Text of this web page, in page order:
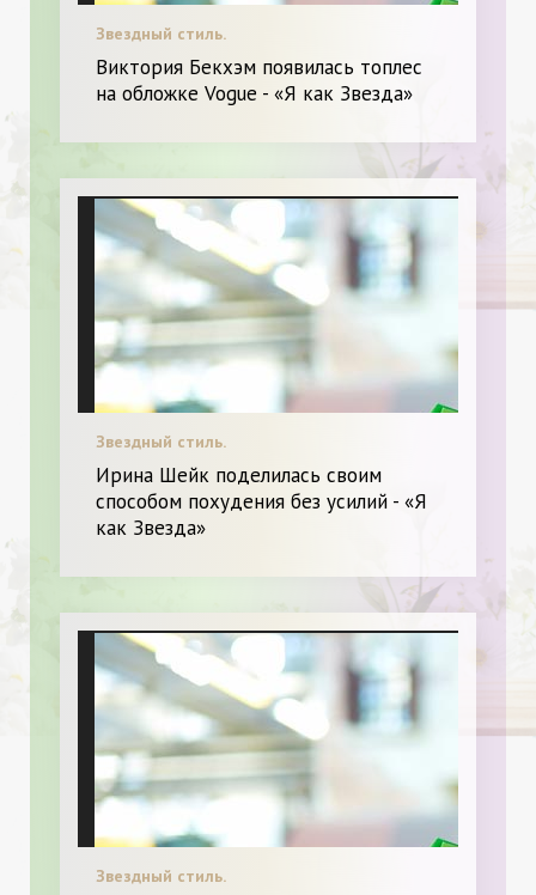
Звездный стиль.
Виктория Бекхэм появилась топлес
на обложке Vogue - «Я как Звезда»
Звездный стиль.
Ирина Шейк поделилась своим
способом похудения без усилий - «Я
как Звезда»
Звездный стиль.